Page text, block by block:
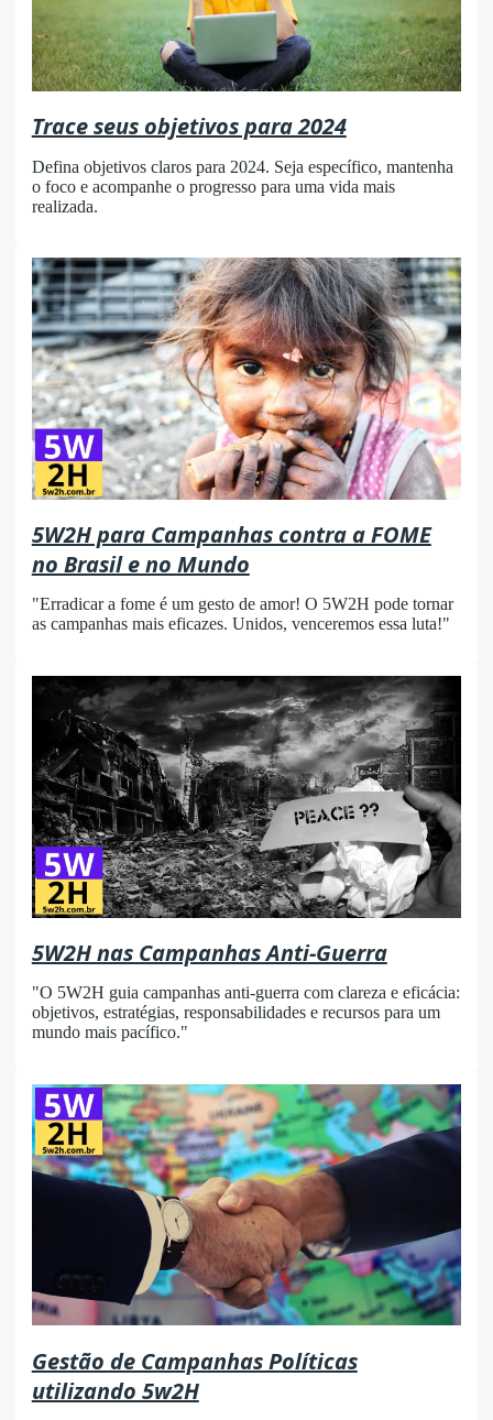
Trace seus objetivos para 2024
Defina objetivos claros para 2024. Seja específico, mantenha
o foco e acompanhe o progresso para uma vida mais
realizada.
5W2H para Campanhas contra a FOME
no Brasil e no Mundo
"Erradicar a fome é um gesto de amor! O 5W2H pode tornar
as campanhas mais eficazes. Unidos, venceremos essa luta!"
5W2H nas Campanhas Anti-Guerra
"O 5W2H guia campanhas anti-guerra com clareza e eficácia:
objetivos, estratégias, responsabilidades e recursos para um
mundo mais pacífico."
Gestão de Campanhas Políticas
utilizando 5w2H